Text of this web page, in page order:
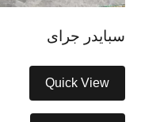
سبايدر جراى
Quick View